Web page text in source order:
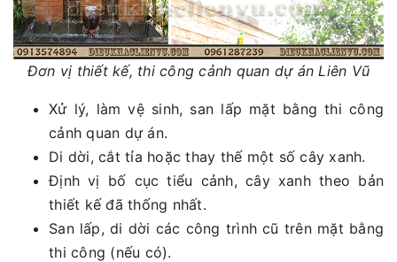
Đơn vị thiết kế, thi công cảnh quan dự án Liên Vũ
Xử lý, làm vệ sinh, san lấp mặt bằng thi công
cảnh quan dự án.
Di dời, cắt tỉa hoặc thay thế một số cây xanh.
Định vị bố cục tiểu cảnh, cây xanh theo bản
thiết kế đã thống nhất.
San lấp, di dời các công trình cũ trên mặt bằng
thi công (nếu có).